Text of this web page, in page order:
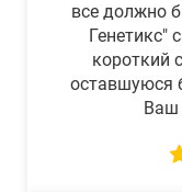
все должно
Генетикс"
короткий
оставшуюся
Ваш